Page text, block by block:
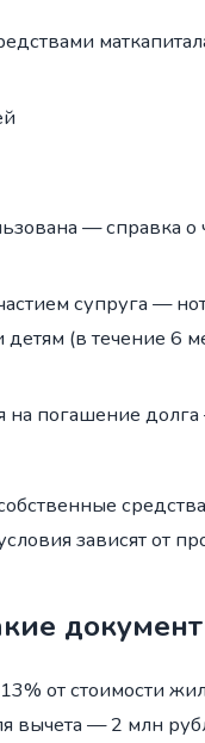
— справка о
супруга —
(в течение 6
на погашение
зависят от
от стоимости
вычета — 2 млн